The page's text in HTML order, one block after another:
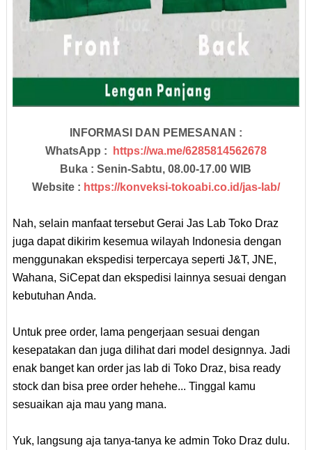
INFORMASI DAN PEMESANAN :
WhatsApp :
https://wa.me/6285814562678
Buka : Senin-Sabtu, 08.00-17.00 WIB
Website : https://konveksi-tokoabi.co.id/jas-lab/
Nah, selain manfaat tersebut Gerai Jas Lab Toko Draz
juga dapat dikirim kesemua wilayah Indonesia dengan
menggunakan ekspedisi terpercaya seperti J&T, JNE,
Wahana, SiCepat dan ekspedisi lainnya sesuai dengan
kebutuhan Anda.
Untuk pree order, lama pengerjaan sesuai dengan
kesepatakan dan juga dilihat dari model designnya. Jadi
enak banget kan order jas lab di Toko Draz, bisa ready
stock dan bisa pree order hehehe... Tinggal kamu
sesuaikan aja mau yang mana.
Yuk, langsung aja tanya-tanya ke admin Toko Draz dulu.